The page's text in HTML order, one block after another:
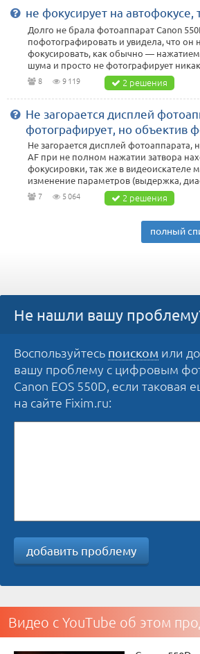
не фокусирует на автофокусе,
Долго не брала фотоаппарат Canon
пофотографировать и увидела, что он
фокусировать, как обычно — нажатием
шума и просто не фотографирует
8 9 119 2 решения
Не загорается дисплей
фотографирует, но объектив
Не загорается дисплей фотоаппарата,
AF при не полном нажатии затвора
фокусировки, так же в видеоискателе
изменение параметров (выдержка,
7 5 064 2 решения
полный
Не нашли вашу
Воспользуйтесь поиском или
вашу проблему с цифровым
Canon EOS 550D, если таковая
на сайте Fixim.ru:
добавить проблему
Видео с YouTube об этом